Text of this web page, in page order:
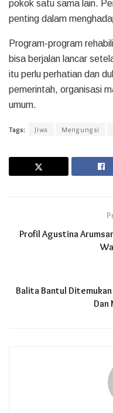
pokok satu sama lain.
penting dalam
Program-program
bisa berjalan lancar
itu perlu perhatian dan
pemerintah, organisasi
umum.
Tags: Jiwa Mengungsi
Profil Agustina
Balita Bantul
Dan